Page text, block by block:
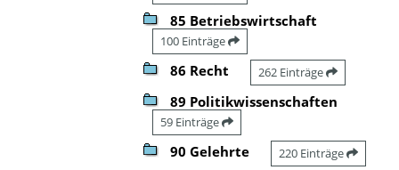
85 Betriebswirtschaft
100 Einträge
86 Recht 262 Einträge
89 Politikwissenschaften
59 Einträge
90 Gelehrte 220 Einträge